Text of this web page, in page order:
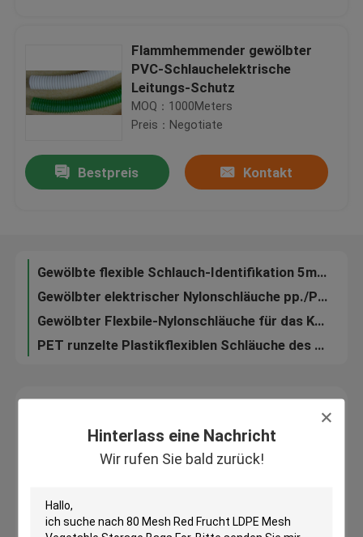
Hinterlass eine Nachricht
Wir rufen Sie bald zurück!
Haus
Produkte
Über uns
Qualitätskontrolle
Treten Sie mit uns in Verbindung
Flexibler PVC-Schläuche
Gewölbter flexible Schläuche
Flammhemmender gewölbter
PVC-Schlauchelektrische
Leitungs-Schutz
MOQ：1000Meters
Preis：Negotiate
Bestpreis Kontakt
Gewölbte flexible Schlauch-Identifikation 5mm | 48mm Größe für Kabel- und Drahtmanagement
Gewölbter elektrischer Nylonschläuche pp./PET/PA Materialärmel
Gewölbter Flexbile-Nylonschläuche für das Kabel schützend für Protect Drähte
PET runzelte Plastikflexiblen Schläuche des draht-Schutzes pp./PA gewellte Ärmel
Wir rufen Sie bald zurück!